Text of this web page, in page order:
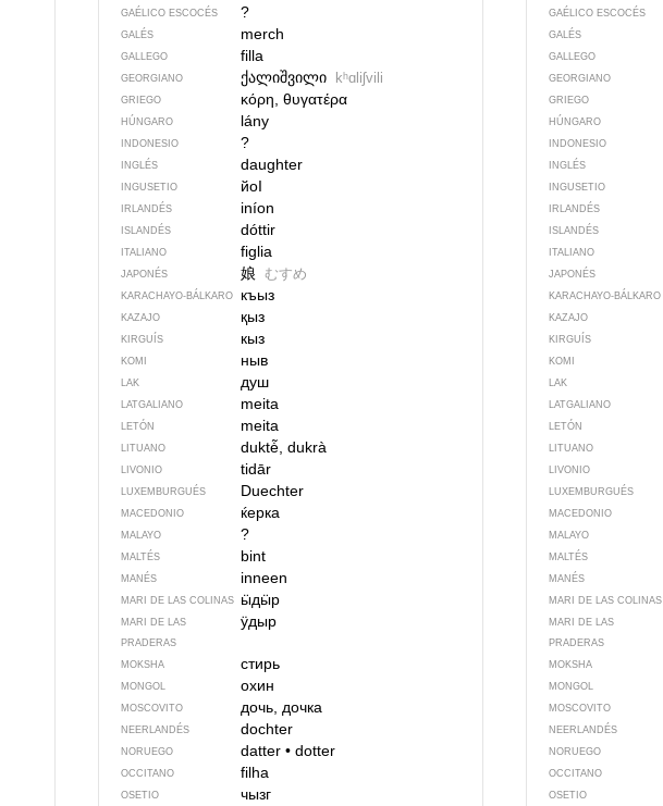
GAÉLICO ESCOCÉS ?
GALÉS merch
GALLEGO filla
GEORGIANO ქალიშვილი kʰɑliʃvili
GRIEGO κόρη, θυγατέρα
HÚNGARO lány
INDONESIO ?
INGLÉS daughter
INGUSETIO йоI
IRLANDÉS iníon
ISLANDÉS dóttir
ITALIANO figlia
JAPONÉS 娘 むすめ
KARACHAYO-BÁLKARO къыз
KAZAJO қыз
KIRGUÍS кыз
KOMI ныв
LAK душ
LATGALIANO meita
LETÓN meita
LITUANO duktė̃, dukrà
LIVONIO tidār
LUXEMBURGUÉS Duechter
MACEDONIO ќерка
MALAYO ?
MALTÉS bint
MANÉS inneen
MARI DE LAS COLINAS ӹдӹр
MARI DE LAS
PRADERAS
ӱдыр
MOKSHA стирь
MONGOL охин
MOSCOVITO дочь, дочка
NEERLANDÉS dochter
NORUEGO datter • dotter
OCCITANO filha
OSETIO чызг
GAÉLICO ESCOCÉS
GALÉS
GALLEGO
GEORGIANO
GRIEGO
HÚNGARO
INDONESIO
INGLÉS
INGUSETIO
IRLANDÉS
ISLANDÉS
ITALIANO
JAPONÉS
KARACHAYO-BÁLKARO
KAZAJO
KIRGUÍS
KOMI
LAK
LATGALIANO
LETÓN
LITUANO
LIVONIO
LUXEMBURGUÉS
MACEDONIO
MALAYO
MALTÉS
MANÉS
MARI DE LAS COLINAS
MARI DE LAS
PRADERAS
MOKSHA
MONGOL
MOSCOVITO
NEERLANDÉS
NORUEGO
OCCITANO
OSETIO